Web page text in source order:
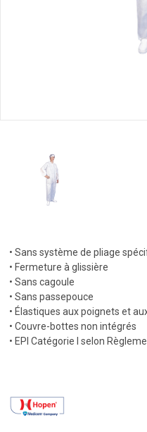
• Sans système de pliage
• Fermeture à glissière
• Sans cagoule
• Sans passepouce
• Élastiques aux poignets et
• Couvre-bottes non intégrés
• EPI Catégorie I selon